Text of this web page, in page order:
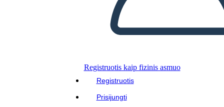
Registruotis kaip fizinis asmuo
Registruotis
Prisijungti
SKAITYK MAN